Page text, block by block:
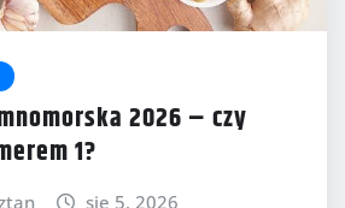
2026 – czy
1?
sie 5, 2026